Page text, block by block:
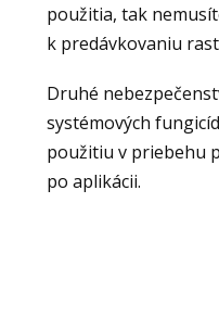
použitia, tak
k predávkovaniu
Druhé
systémových
použitiu v priebehu
po aplikácii.